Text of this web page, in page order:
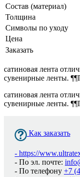
Состав (материал)
Толщина
Символы по уходу
Цена
Заказать
сатиновая лента
сувенирные ленты.
сатиновая лента
сувенирные ленты.
Как заказать
- https://
- По эл. почте:
- По телефону +7